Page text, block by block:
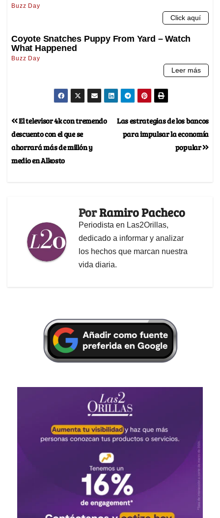
Las estrategias de los bancos
para impulsar la economía
popular
El televisor 4k con tremendo
descuento con el que se
ahorrará más de millón y
medio en Alkosto
PorRamiro Pacheco
Periodista en Las2Orillas,
dedicado a informar y analizar
los hechos que marcan nuestra
vida diaria.